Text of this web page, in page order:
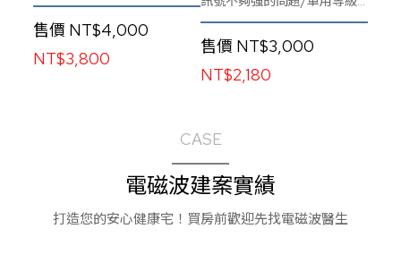
售價 NT$4,000
NT$3,800
超強材料科技/20年耐用保證/
40款精美花色完美融合您的
空間設計
售價 NT$3,000
NT$2,180
CASE
電磁波建案實績
打造您的安心健康宅！買房前歡迎先找電磁波醫生